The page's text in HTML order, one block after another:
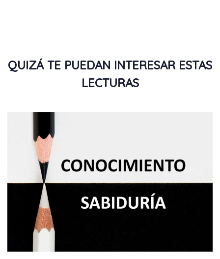
QUIZÁ TE PUEDAN INTERESAR ESTAS
LECTURAS